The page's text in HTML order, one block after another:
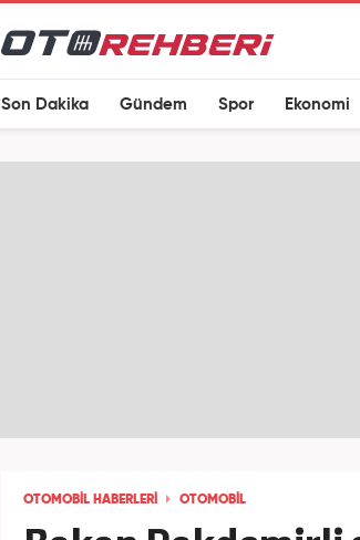
Son Dakika Gündem Spor Ekonomi
OTOMOBİL HABERLERİ OTOMOBİL